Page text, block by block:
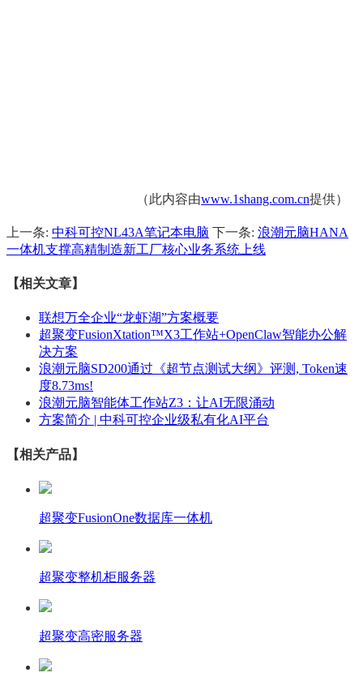
（此内容由www.1shang.com.cn提供）
上一条: 中科可控NL43A笔记本电脑 下一条: 浪潮元脑HANA
一体机支撑高精制造新工厂核心业务系统上线
【相关文章】
联想万全企业“龙虾湖”方案概要
超聚变FusionXtation™X3工作站+OpenClaw智能办公解
决方案
浪潮元脑SD200通过《超节点测试大纲》评测, Token速
度8.73ms!
浪潮元脑智能体工作站Z3：让AI无限涌动
方案简介 | 中科可控企业级私有化AI平台
【相关产品】
超聚变FusionOne数据库一体机
超聚变整机柜服务器
超聚变高密服务器